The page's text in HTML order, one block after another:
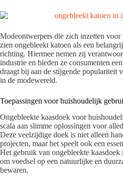
Modeontwerpers die zich inzetten voor
zien ongebleekt katoen als een
richting. Hiermee nemen zij
industrie en bieden ze consumenten
draagt bij aan de stijgende populariteit
in de modewereld.
Toepassingen voor huishoudelijk
Ongebleekte kaasdoek voor
scala aan slimme oplossingen voor
Deze veelzijdige doek is niet alleen
projecten, maar het speelt ook een
Het gebruik van ongebleekte kaasdoek
om voedsel op een natuurlijke en
bewaren.